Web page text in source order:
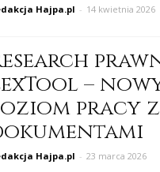
Hajpa.pl - 14 kwietnia 2026
–
pracy z
Hajpa.pl - 23 marca 2026